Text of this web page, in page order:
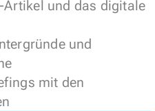
und das digitale
und
mit den